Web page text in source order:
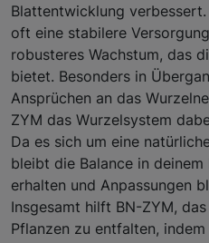
Blattentwicklung
oft eine stabilere
robusteres Wachstum, das
bietet. Besonders in
Ansprüchen an das
ZYM das Wurzelsystem
Da es sich um eine
bleibt die Balance in
erhalten und Anpassungen
Insgesamt hilft BN-ZYM,
Pflanzen zu entfalten,